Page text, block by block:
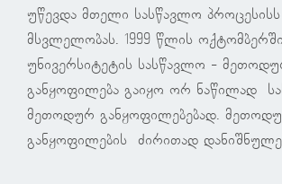
უწევდა მთელი სასწავლო პროცესისს
მსვლელობას. 1999 წლის ოქტომბერში
უნივერსიტეტის სასწავლო -
განყოფილება გაიყო ორ ნაწილად
მეთოდურ განყოფილებებად.
განყოფილების ძირითად